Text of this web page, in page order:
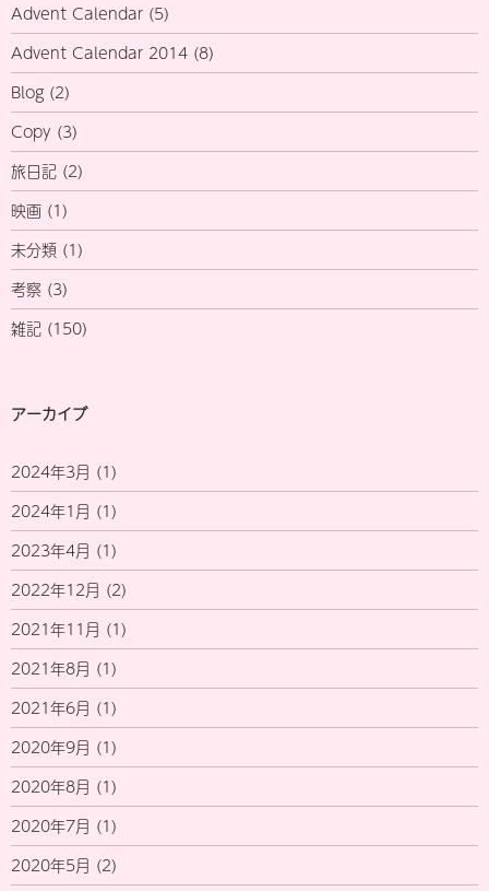
Advent Calendar (5)
Advent Calendar 2014 (8)
Blog (2)
Copy (3)
旅日記 (2)
映画 (1)
未分類 (1)
考察 (3)
雑記 (150)
アーカイブ
2024年3月 (1)
2024年1月 (1)
2023年4月 (1)
2022年12月 (2)
2021年11月 (1)
2021年8月 (1)
2021年6月 (1)
2020年9月 (1)
2020年8月 (1)
2020年7月 (1)
2020年5月 (2)